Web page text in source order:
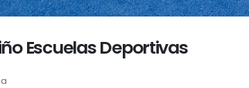
Escuelas Deportivas